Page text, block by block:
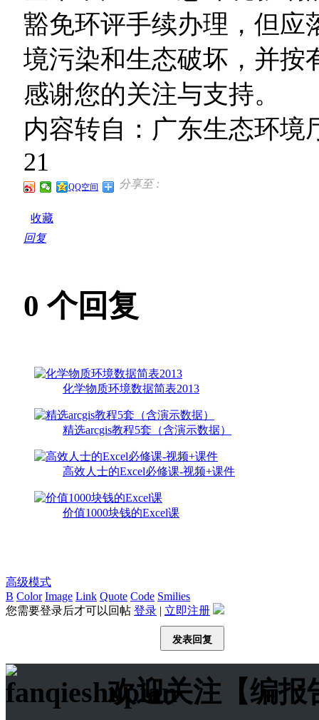
豁免环评手续办理，但应
境污染和生态破坏，并按
感谢您的关注与支持。
内容转自：广东生态环境
21
分享至 :
QQ空间
收藏
回复
0 个回复
化学物质环境数据简表2013
精选arcgis教程5套（含演示数据）
高效人士的Excel必修课-视频+课件
价值1000块钱的Excel课
高级模式
B Color Image Link Quote Code Smilies
您需要登录后才可以回帖 登录 | 立即注册
发表回复
欢迎关注【编报